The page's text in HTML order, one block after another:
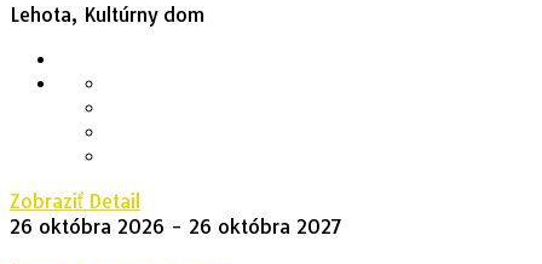
Lehota, Kultúrny dom
Zobraziť Detail
26 októbra 2026 - 26 októbra 2027